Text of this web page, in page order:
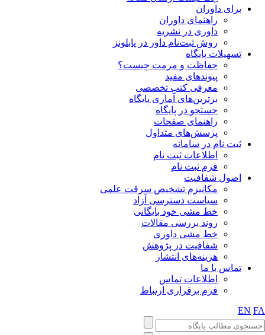
داوران
راهنمای داوران
داوری در نشریه
روش ثبت‌نام داور در پابلونز
پایگاه
حفاظت و مرمت چیست؟
پیوند‌های مفید
معرفی کتب تخصصی
برترین‌های آماری پایگاه
جستجو در پایگاه
راهنمای صفحات
پرسش‌های متداول
نام در سامانه
اطلاعات ثبت نام
فرم ثبت نام
شفافیت
ﻣﮑﺎﻧﯿﺰم ﺗﺸﺨﯿﺺ ﺳﺮﻗﺖ ﻋﻠﻤﯽ
سیاست دسترسی آزاد
خط مشی خود بایگانی
روند بررسی مقالات
خط مشی داوری
شفافیت در پژوهش
هزینه‌های انتشار
با ما
اطلاعات تماس
فرم برقراری ارتباط